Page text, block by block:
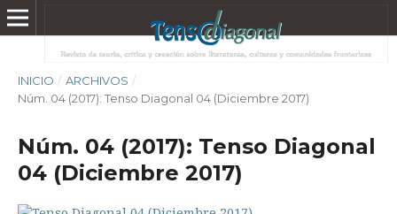
INICIO / ARCHIVOS /
Núm. 04 (2017): Tenso Diagonal 04 (Diciembre 2017)
Núm. 04 (2017): Tenso Diagonal
04 (Diciembre 2017)